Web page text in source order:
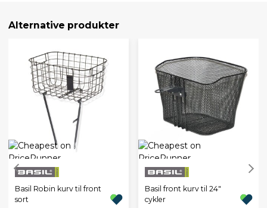
Alternative produkter
Basil Robin kurv til front
sort
Basil front kurv til 24"
cykler